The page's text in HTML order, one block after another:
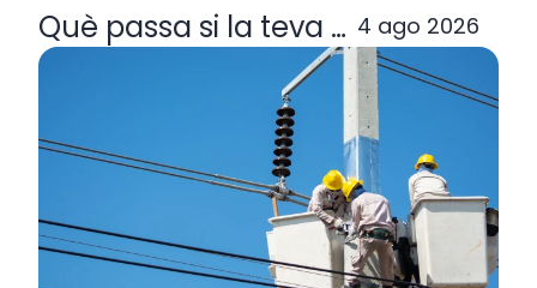
Què passa si la teva 4 ago 2026